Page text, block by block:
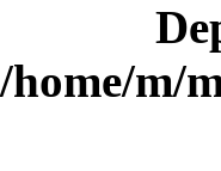
/home/m/